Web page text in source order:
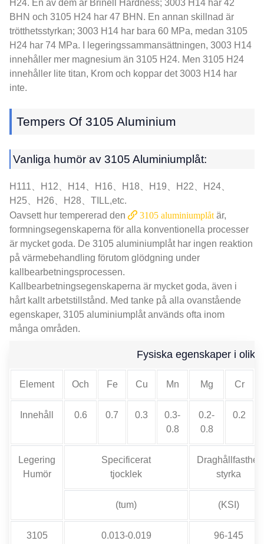
H24. En av dem är Brinell Hardness; 3003 H14 har 42
BHN och 3105 H24 har 47 BHN. En annan skillnad är
trötthetsstyrkan; 3003 H14 har bara 60 MPa, medan 3105
H24 har 74 MPa. I legeringssammansättningen, 3003 H14
innehåller mer magnesium än 3105 H24. Men 3105 H24
innehåller lite titan, Krom och koppar det 3003 H14 har
inte.
Tempers Of 3105 Aluminium
Vanliga humör av 3105 Aluminiumplåt:
H111、H12、H14、H16、H18、H19、H22、H24、
H25、H26、H28、TILL,etc.
Oavsett hur tempererad den
3105 aluminiumplåtär,
formningsegenskaperna för alla konventionella processer
är mycket goda. De 3105 aluminiumplåt har ingen reaktion
på värmebehandling förutom glödgning under
kallbearbetningsprocessen.
Kallbearbetningsegenskaperna är mycket goda, även i
hårt kallt arbetstillstånd. Med tanke på alla ovanstående
egenskaper, 3105 aluminiumplåt används ofta inom
många områden.
Fysiska egenskaper i olika
Element Och Fe Cu Mn Mg Cr
Innehåll 0.6 0.7 0.3
0.3-
0.8
0.2-
0.8
0.2
Legering
Humör
Specificerat
tjocklek
Draghållfasthet
styrka
(tum) (KSI)
3105
0.013-0.019 96-145